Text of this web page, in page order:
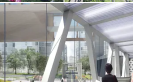
de galerij in vergrote weergave
de galerij in vergrote weergave